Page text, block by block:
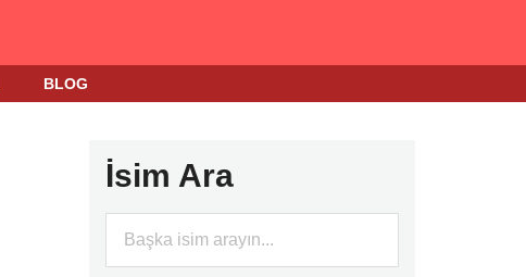
BLOG
İsim Ara